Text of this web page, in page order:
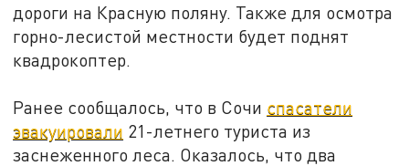
дороги на Красную поляну. Также для осмотра
горно-лесистой местности будет поднят
квадрокоптер.
Ранее сообщалось, что в Сочи спасатели
эвакуировали 21-летнего туриста из
заснеженного леса. Оказалось, что два